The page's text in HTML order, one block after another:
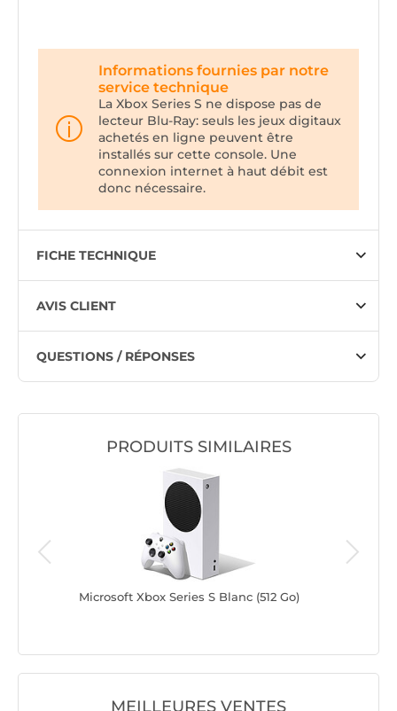
Informations fournies par notre
service technique
La Xbox Series S ne dispose pas de
lecteur Blu-Ray: seuls les jeux digitaux
achetés en ligne peuvent être
installés sur cette console. Une
connexion internet à haut débit est
donc nécessaire.
FICHE TECHNIQUE
AVIS CLIENT
QUESTIONS / RÉPONSES
PRODUITS SIMILAIRES
Microsoft Xbox Series S Blanc (512 Go)
MEILLEURES VENTES